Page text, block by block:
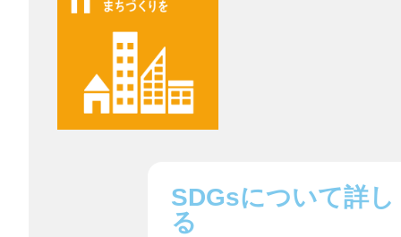
SDGsについて詳し
る